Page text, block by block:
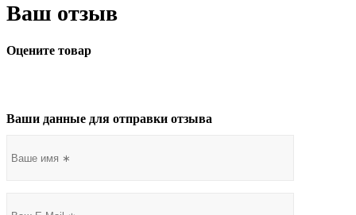
Ваш отзыв
Оцените товар
Ваши данные для отправки отзыва